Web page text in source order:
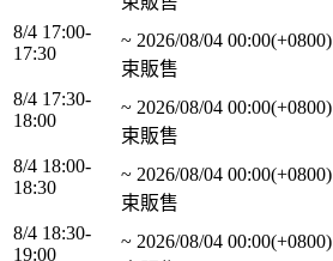
8/4 17:00-
17:30
~ 2026/08/04 00:00(+0800)
束販售
8/4 17:30-
18:00
~ 2026/08/04 00:00(+0800)
束販售
8/4 18:00-
18:30
~ 2026/08/04 00:00(+0800)
束販售
8/4 18:30-
19:00
~ 2026/08/04 00:00(+0800)